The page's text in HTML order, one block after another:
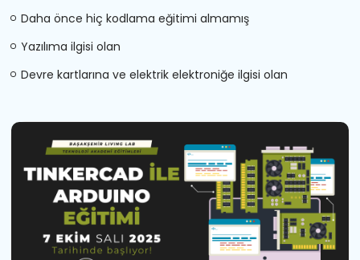
Daha önce hiç kodlama eğitimi almamış
Yazılıma ilgisi olan
Devre kartlarına ve elektrik elektroniğe ilgisi olan